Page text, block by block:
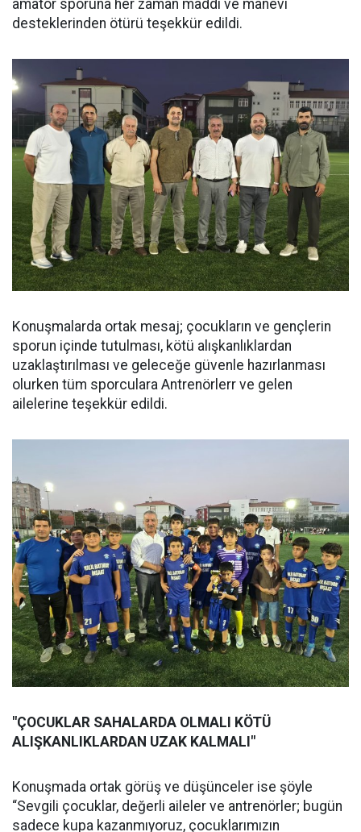
amatör sporuna her zaman maddi ve manevi
desteklerinden ötürü teşekkür edildi.
Konuşmalarda ortak mesaj; çocukların ve gençlerin
sporun içinde tutulması, kötü alışkanlıklardan
uzaklaştırılması ve geleceğe güvenle hazırlanması
olurken tüm sporculara Antrenörlerr ve gelen
ailelerine teşekkür edildi.
"ÇOCUKLAR SAHALARDA OLMALI KÖTÜ
ALIŞKANLIKLARDAN UZAK KALMALI"
Konuşmada ortak görüş ve düşünceler ise şöyle
“Sevgili çocuklar, değerli aileler ve antrenörler; bugün
sadece kupa kazanmıyoruz, çocuklarımızın